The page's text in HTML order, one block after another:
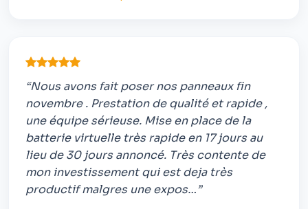
“Nous avons fait poser nos panneaux fin
novembre . Prestation de qualité et rapide ,
une équipe sérieuse. Mise en place de la
batterie virtuelle très rapide en 17 jours au
lieu de 30 jours annoncé. Très contente de
mon investissement qui est deja très
productif malgres une expos…”